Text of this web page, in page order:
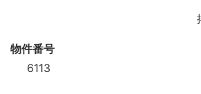
物件番号
6113